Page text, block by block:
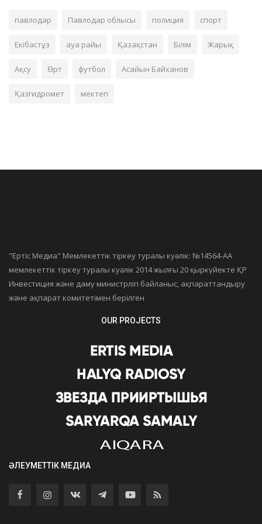
павлодар Павлодар облысы полиция спорт
Екібастұз ауа райы Қазақстан Білім Жарық
Ақсу Өрт футбол Асайын Байханов
Қазгидромет мектеп
"Ертiс Медиа" Мемлекеттік тіркеу туралы куәлік: №14564-АА
мемлекеттік тіркеу туралы куәлік 2014 жылғы 20 қыркүйекте ҚР
Инвестиция және даму министрлігі байланыс, ақпараттандыру
және ақпарат комитетімен берілген
OUR PROJECTS
ӘЛЕУМЕТТІК МЕДИА